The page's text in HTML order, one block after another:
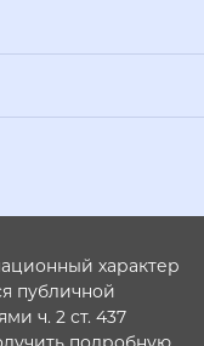
характер
публичной
ч. 2 ст. 437